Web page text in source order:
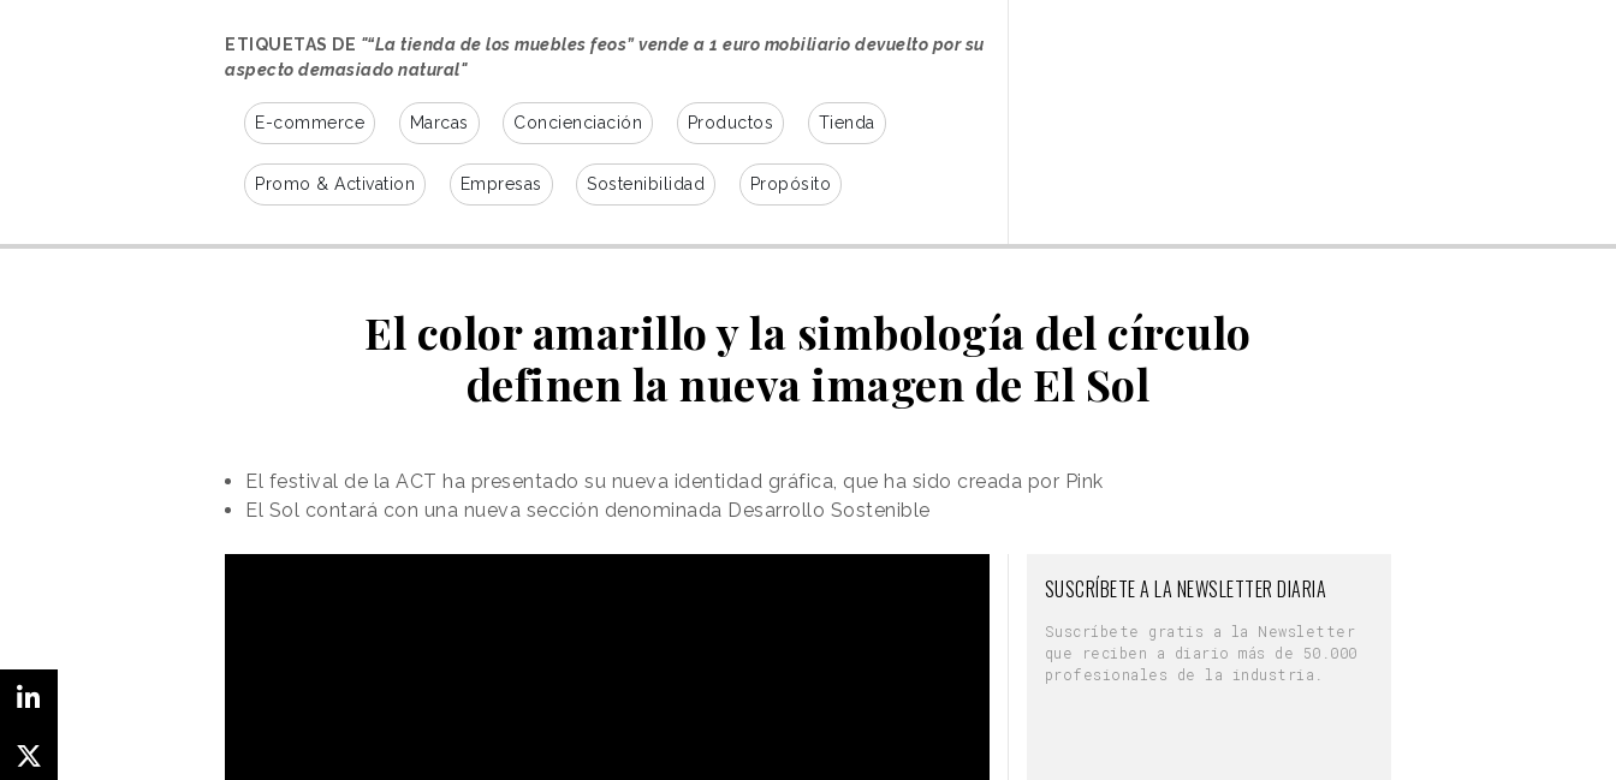
ETIQUETAS DE "“La tienda de los muebles feos” vende a 1 euro mobiliario devuelto por su
aspecto demasiado natural"
E-commerce Marcas Concienciación Productos Tienda
Promo & Activation Empresas Sostenibilidad Propósito
El color amarillo y la simbología del círculo
definen la nueva imagen de El Sol
El festival de la ACT ha presentado su nueva identidad gráfica, que ha sido creada por Pink
El Sol contará con una nueva sección denominada Desarrollo Sostenible
SUSCRÍBETE A LA NEWSLETTER DIARIA
Suscríbete gratis a la Newsletter
que reciben a diario más de 50.000
profesionales de la industria.